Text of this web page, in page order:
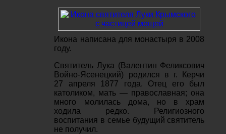
Икона написана для монастыря в 2008
году.
Святитель Лука (Валентин Феликсович
Войно-Ясенецкий) родился в г. Керчи
27 апреля 1877 года. Отец его был
католиком, мать — православная; она
много молилась дома, но в храм
ходила редко. Религиозного
воспитания в семье будущий святитель
не получил.